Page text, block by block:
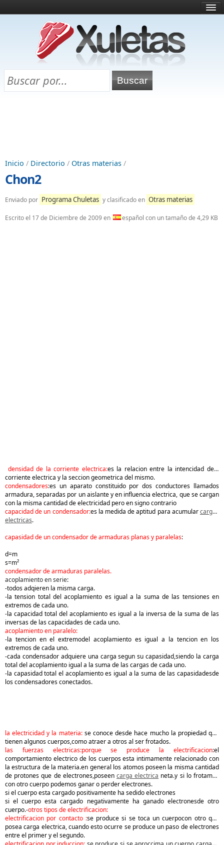
¿Qué es esto?
Directorio
Chuletas para exámenes
Inicio / Directorio / Otras materias /
Chon2
Enviado por Programa Chuletas y clasificado en Otras materias
Escrito el 17 de Diciembre de 2009en español con un tamaño de 4,29 KB
densidad de la corriente electrica:es la relacion entre la intencidad dela
corriente electrica y la seccion geometrica del mismo.
condensadores:es un aparato constituido por dos conductores llamados
armadura, separadas por un aislante y en influencia electrica, que se cargan
con la misma cantidad de electricidad pero en signo contrario
capacidad de un condensador:es la medida de aptitud para acumularcargas
electricas.
capasidad de un condensador de armaduras planas y paralelas:
d=m
s=m²
condensador de armaduras paralelas.
acoplamiento en serie:
-todos adqieren la misma carga.
-la tension total del acoplamiento es igual a la suma de las tensiones en
extremos de cada uno.
-la capacidad total del acoplamiento es igual a la inversa de la suma de las
inversas de las capacidades de cada uno.
acoplamiento en paralelo:
-la tencion en el extremodel acoplamiento es igual a la tencion en los
extremos de cada uno.
-cada condensador adquiere una carga segun su capasidad,siendo la carga
total del acoplamiento igual a la suma de las cargas de cada uno.
-la capasidad total el acoplamiento es igual a la suma de las capasidadesde
los condensadores conectados.
la electricidad y la materia: se conoce desde hace mucho la propiedad que
tienen algunos cuerpos,como atraer a otros al ser frotados.
las fuerzas electricas:porque se produce la electrificacion:el
comportamiento electrico de los cuerpos esta intimamente relacionado con
la estructura de la materia.en general los atomos poseen la misma cantidad
de protones que de electrones,poseen carga electrica neta.y si lo frotamos
con otro cuerpo podemos ganar o perder electrones.
si el cuerpo esta cargado positivamente ha sedido electrones
si el cuerpo esta cargado negativamente ha ganado electronesde otro
cuerpo.-otros tipos de electrificacion:
electrificacion por contacto :se produce si se toca un cuerpocon otro que
posea carga electrica, cuando esto ocurre se produce un paso de electrones
entre el primer y el segundo.